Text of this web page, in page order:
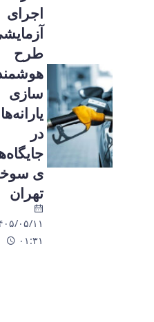
آزمایشی
هوشمند
سازی
یارانه‌ها
در
جایگاه‌ها
ی سوخت
۱۴۰۵/۰۵/۱۱